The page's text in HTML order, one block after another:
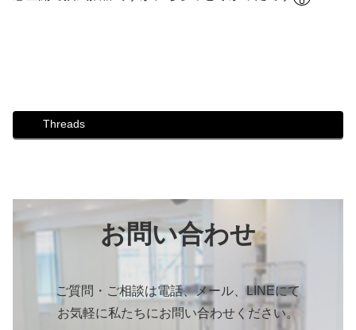
Threads
お問い合わせ
ご質問・ご相談は電話、メール、LINEにて
お気軽に私たちにお問い合わせください。